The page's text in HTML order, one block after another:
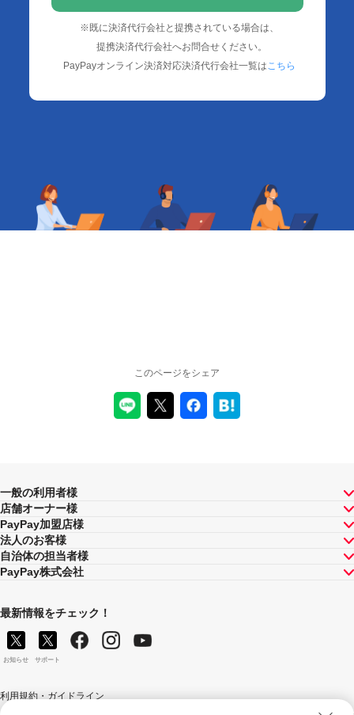
※既に決済代行会社と提携されている場合は、
提携決済代行会社へお問合せください。
PayPayオンライン決済対応決済代行会社一覧はこちら
このページをシェア
一般の利用者様
店舗オーナー様
PayPay加盟店様
法人のお客様
自治体の担当者様
PayPay株式会社
最新情報をチェック！
お知らせ サポート
利用規約・ガイドライン